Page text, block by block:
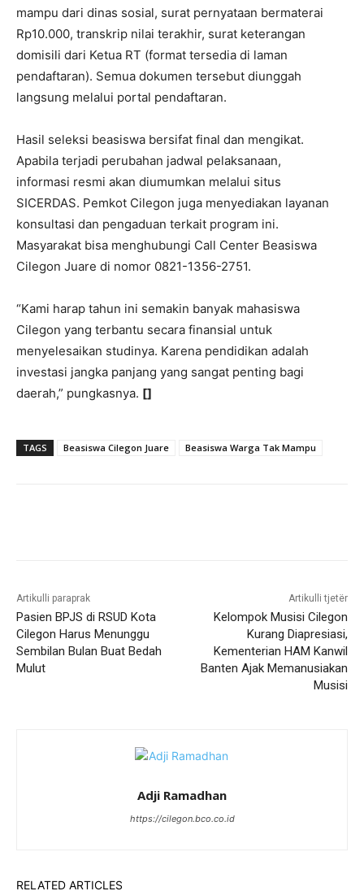
mampu dari dinas sosial, surat pernyataan bermaterai
Rp10.000, transkrip nilai terakhir, surat keterangan
domisili dari Ketua RT (format tersedia di laman
pendaftaran). Semua dokumen tersebut diunggah
langsung melalui portal pendaftaran.
Hasil seleksi beasiswa bersifat final dan mengikat.
Apabila terjadi perubahan jadwal pelaksanaan,
informasi resmi akan diumumkan melalui situs
SICERDAS. Pemkot Cilegon juga menyediakan layanan
konsultasi dan pengaduan terkait program ini.
Masyarakat bisa menghubungi Call Center Beasiswa
Cilegon Juare di nomor 0821-1356-2751.
“Kami harap tahun ini semakin banyak mahasiswa
Cilegon yang terbantu secara finansial untuk
menyelesaikan studinya. Karena pendidikan adalah
investasi jangka panjang yang sangat penting bagi
daerah,” pungkasnya. []
TAGS Beasiswa Cilegon Juare Beasiswa Warga Tak Mampu
Artikulli paraprak
Pasien BPJS di RSUD Kota
Cilegon Harus Menunggu
Sembilan Bulan Buat Bedah
Mulut
Artikulli tjetër
Kelompok Musisi Cilegon
Kurang Diapresiasi,
Kementerian HAM Kanwil
Banten Ajak Memanusiakan
Musisi
Adji Ramadhan
https://cilegon.bco.co.id
RELATED ARTICLES